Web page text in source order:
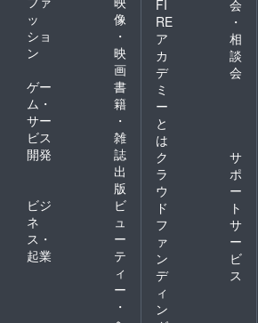
ッ
ショ
ン
像
・
映
画
ゲー
ム・
サー
ビス
開発
書
籍
・
雑
誌
出
版
ビジ
ネ
ス・
起業
ビ
ュ
ー
テ
ィ
ー
・
FI
RE
ア
カ
デ
ミ
ー
と
は
会
・
相
談
会
ク
ラ
ウ
ド
フ
ァ
ン
デ
ィ
ン
サ
ポ
ー
ト
サ
ー
ビ
ス